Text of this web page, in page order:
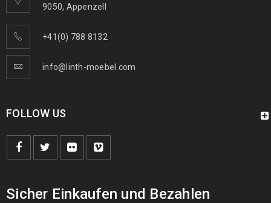
9050, Appenzell
+41(0) 788 8132
info@linth-moebel.com
FOLLOW US
Sicher Einkaufen und Bezahlen